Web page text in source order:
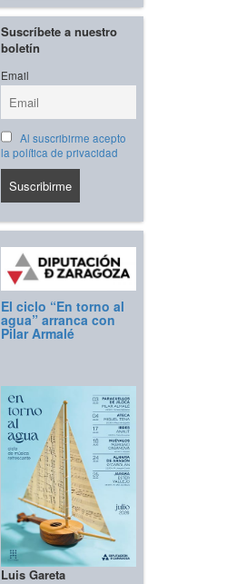
Suscríbete a nuestro
boletín
Email
Al suscribirme acepto
la política de privacidad
El ciclo “En torno al
agua” arranca con
Pilar Armalé
Luis Gareta